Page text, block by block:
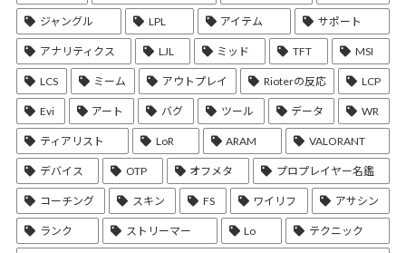
ジャングル LPL アイテム サポート
アナリティクス LJL ミッド TFT MSI
LCS ミーム アウトプレイ Rioterの反応 LCP
Evi アート バグ ツール データ WR
ティアリスト LoR ARAM VALORANT
デバイス OTP オフメタ プロプレイヤー名鑑
コーチング スキン FS ワイリフ アサシン
ランク ストリーマー Lo テクニック